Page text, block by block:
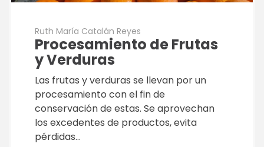
Ruth María Catalán Reyes
Procesamiento de Frutas
y Verduras
Las frutas y verduras se llevan por un
procesamiento con el fin de
conservación de estas. Se aprovechan
los excedentes de productos, evita
pérdidas…